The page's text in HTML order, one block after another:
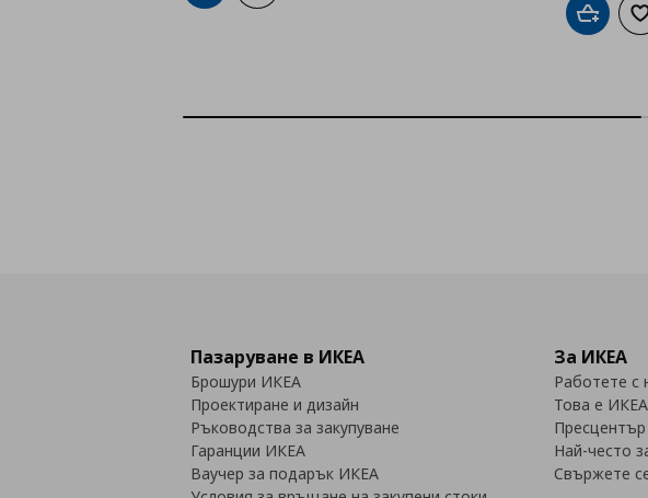
Добави
Пазаруване в ИКЕА
Брошури ИКЕА
Проектиране и дизайн
Ръководства за закупуване
Гаранции ИКЕА
Ваучер за подарък ИКЕА
За ИКЕА
Работете с
Това е ИКЕА
Пресцентър
Най-често
Свържете